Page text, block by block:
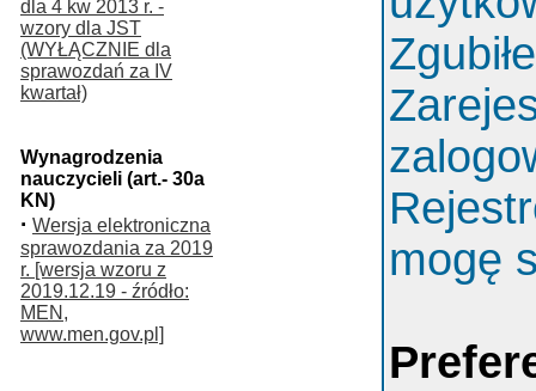
dla 4 kw 2013 r. -
wzory dla JST
(WYŁĄCZNIE dla
sprawozdań za IV
kwartał)
Wynagrodzenia
nauczycieli (art.- 30a
KN)
· Wersja elektroniczna
sprawozdania za 2019
r. [wersja wzoru z
2019.12.19 - źródło:
MEN,
www.men.gov.pl]
mogę